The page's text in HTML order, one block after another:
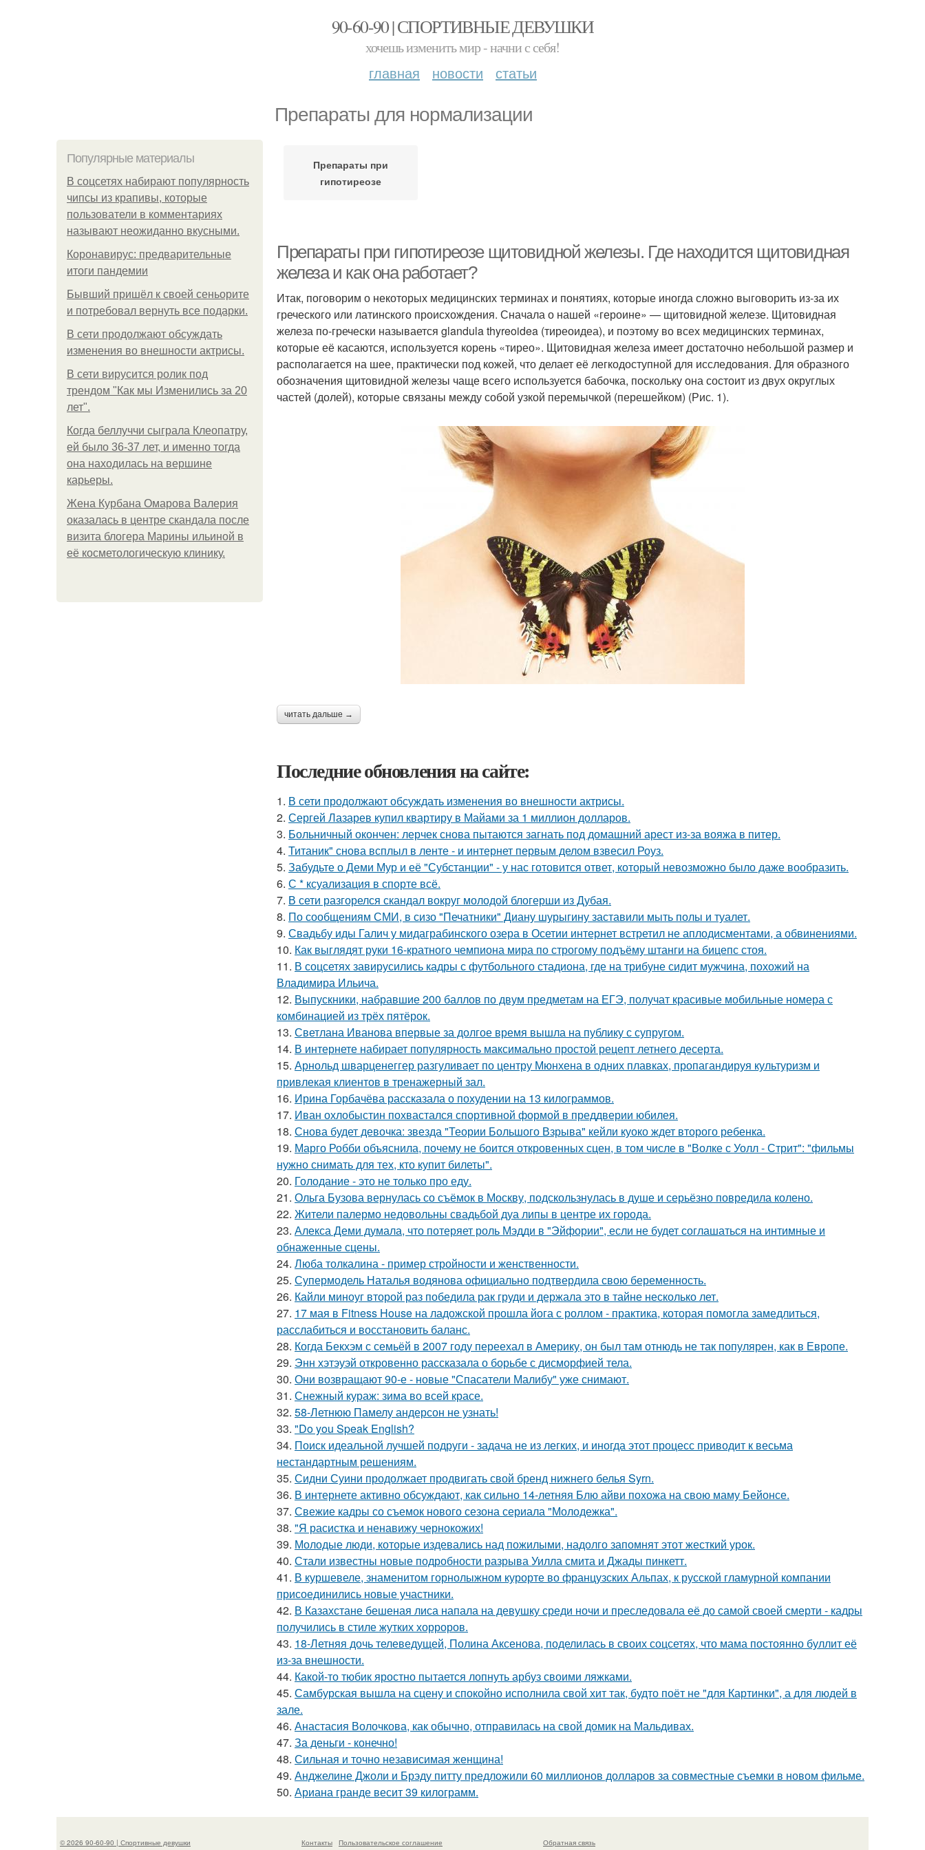
90-60-90 | СПОРТИВНЫЕ ДЕВУШКИ
хочешь изменить мир - начни с себя!
главная новости статьи
Препараты для нормализации
Популярные материалы
В соцсетях набирают популярность
чипсы из крапивы, которые
пользователи в комментариях
называют неожиданно вкусными.
Коронавирус: предварительные
итоги пандемии
Бывший пришёл к своей сеньорите
и потребовал вернуть все подарки.
В сети продолжают обсуждать
изменения во внешности актрисы.
В сети вирусится ролик под
трендом "Как мы Изменились за 20
лет".
Когда беллуччи сыграла Клеопатру,
ей было 36-37 лет, и именно тогда
она находилась на вершине
карьеры.
Жена Курбана Омарова Валерия
оказалась в центре скандала после
визита блогера Марины ильиной в
её косметологическую клинику.
Препараты при
гипотиреозе
Препараты при гипотиреозе щитовидной железы. Где находится щитовидная
железа и как она работает?
Итак, поговорим о некоторых медицинских терминах и понятиях, которые иногда сложно выговорить из-за их
греческого или латинского происхождения. Сначала о нашей «героине» — щитовидной железе. Щитовидная
железа по-гречески называет­ся glandula thyreoidea (тиреоидеа), и поэтому во всех медицинских терминах,
которые её касаются, используется корень «тирео». Щитовидная железа имеет достаточно не­большой размер и
располагается на шее, практически под кожей, что делает её легко­доступной для исследования. Для образного
обозначения щитовидной железы чаще всего используется бабочка, поскольку она состоит из двух округлых
частей (долей), которые связаны между собой узкой перемычкой (перешейком) (Рис. 1).
читать дальше →
Последние обновления на сайте:
1. В сети продолжают обсуждать изменения во внешности актрисы.
2. Сергей Лазарев купил квартиру в Майами за 1 миллион долларов.
3. Больничный окончен: лерчек снова пытаются загнать под домашний арест из-за вояжа в питер.
4. Титаник" снова всплыл в ленте - и интернет первым делом взвесил Роуз.
5. Забудьте о Деми Мур и её "Субстанции" - у нас готовится ответ, который невозможно было даже вообразить.
6. С * ксуализация в спорте всё.
7. В сети разгорелся скандал вокруг молодой блогерши из Дубая.
8. По сообщениям СМИ, в сизо "Печатники" Диану шурыгину заставили мыть полы и туалет.
9. Свадьбу иды Галич у мидаграбинского озера в Осетии интернет встретил не аплодисментами, а обвинениями.
10. Как выглядят руки 16-кратного чемпиона мира по строгому подъёму штанги на бицепс стоя.
11. В соцсетях завирусились кадры с футбольного стадиона, где на трибуне сидит мужчина, похожий на
Владимира Ильича.
12. Выпускники, набравшие 200 баллов по двум предметам на ЕГЭ, получат красивые мобильные номера с
комбинацией из трёх пятёрок.
13. Светлана Иванова впервые за долгое время вышла на публику с супругом.
14. В интернете набирает популярность максимально простой рецепт летнего десерта.
15. Арнольд шварценеггер разгуливает по центру Мюнхена в одних плавках, пропагандируя культуризм и
привлекая клиентов в тренажерный зал.
16. Ирина Горбачёва рассказала о похудении на 13 килограммов.
17. Иван охлобыстин похвастался спортивной формой в преддверии юбилея.
18. Снова будет девочка: звезда "Теории Большого Взрыва" кейли куоко ждет второго ребенка.
19. Марго Робби объяснила, почему не боится откровенных сцен, в том числе в "Волке с Уолл - Стрит": "фильмы
нужно снимать для тех, кто купит билеты".
20. Голодание - это не только про еду.
21. Ольга Бузова вернулась со съёмок в Москву, подскользнулась в душе и серьёзно повредила колено.
22. Жители палермо недовольны свадьбой дуа липы в центре их города.
23. Алекса Деми думала, что потеряет роль Мэдди в "Эйфории", если не будет соглашаться на интимные и
обнаженные сцены.
24. Люба толкалина - пример стройности и женственности.
25. Супермодель Наталья водянова официально подтвердила свою беременность.
26. Кайли миноуг второй раз победила рак груди и держала это в тайне несколько лет.
27. 17 мая в Fitness House на ладожской прошла йога с роллом - практика, которая помогла замедлиться,
расслабиться и восстановить баланс.
28. Когда Бекхэм с семьёй в 2007 году переехал в Америку, он был там отнюдь не так популярен, как в Европе.
29. Энн хэтэуэй откровенно рассказала о борьбе с дисморфией тела.
30. Они возвращают 90-е - новые "Спасатели Малибу" уже снимают.
31. Снежный кураж: зима во всей красе.
32. 58-Летнюю Памелу андерсон не узнать!
33. "Do you Speak English?
34. Поиск идеальной лучшей подруги - задача не из легких, и иногда этот процесс приводит к весьма
нестандартным решениям.
35. Сидни Суини продолжает продвигать свой бренд нижнего белья Syrn.
36. В интернете активно обсуждают, как сильно 14-летняя Блю айви похожа на свою маму Бейонсе.
37. Свежие кадры со съемок нового сезона сериала "Молодежка".
38. "Я расистка и ненавижу чернокожих!
39. Молодые люди, которые издевались над пожилыми, надолго запомнят этот жесткий урок.
40. Стали известны новые подробности разрыва Уилла смита и Джады пинкетт.
41. В куршевеле, знаменитом горнолыжном курорте во французских Альпах, к русской гламурной компании
присоединились новые участники.
42. В Казахстане бешеная лиса напала на девушку среди ночи и преследовала её до самой своей смерти - кадры
получились в стиле жутких хорроров.
43. 18-Летняя дочь телеведущей, Полина Аксенова, поделилась в своих соцсетях, что мама постоянно буллит её
из-за внешности.
44. Какой-то тюбик яростно пытается лопнуть арбуз своими ляжками.
45. Самбурская вышла на сцену и спокойно исполнила свой хит так, будто поёт не "для Картинки", а для людей в
зале.
46. Анастасия Волочкова, как обычно, отправилась на свой домик на Мальдивах.
47. За деньги - конечно!
48. Сильная и точно независимая женщина!
49. Анджелине Джоли и Брэду питту предложили 60 миллионов долларов за совместные съемки в новом фильме.
50. Ариана гранде весит 39 килограмм.
© 2026 90-60-90 | Спортивные девушки Контакты Пользовательское соглашение Обратная связь